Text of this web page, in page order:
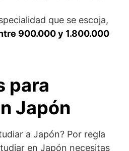
que se escoja,
900.000 y 1.800.000
para
Japón
a Japón? Por regla
en Japón necesitas